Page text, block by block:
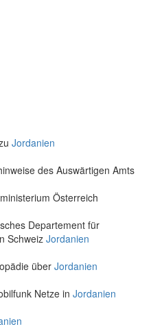
Jordanien
des Auswärtigen Amts
Österreich
Departement für
Schweiz Jordanien
über Jordanien
Netze in Jordanien